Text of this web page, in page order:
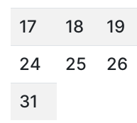
17
18 19
24
25 26
31